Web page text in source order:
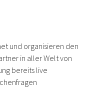
und organisieren den
in aller Welt von
bereits live